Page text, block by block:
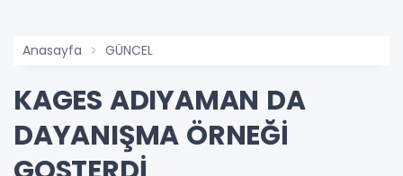
Anasayfa GÜNCEL
KAGES ADIYAMAN DA
DAYANIŞMA ÖRNEĞİ